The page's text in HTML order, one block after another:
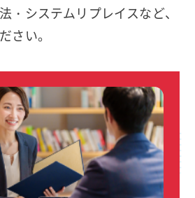
・システムリプレイスなど、
さい。